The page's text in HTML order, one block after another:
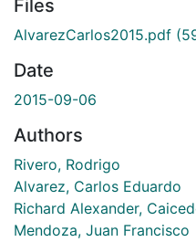
Files
AlvarezCarlos2015.pdf
Date
2015-09-06
Authors
Rivero, Rodrigo
Alvarez, Carlos Eduardo
Richard Alexander,
Mendoza, Juan Francisco